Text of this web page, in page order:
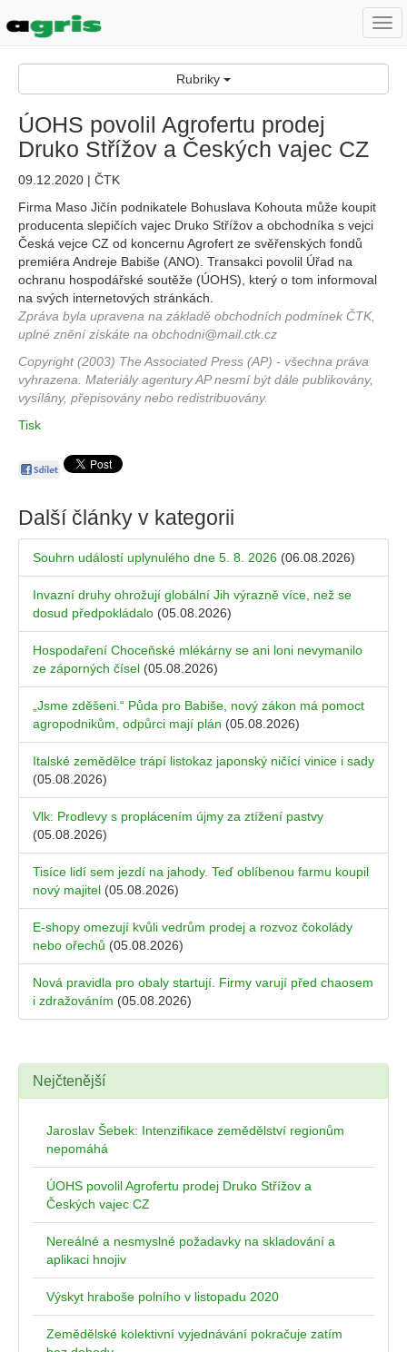
Rubriky
ÚOHS povolil Agrofertu prodej
Druko Střížov a Českých vajec CZ
09.12.2020 | ČTK
Firma Maso Jičín podnikatele Bohuslava Kohouta může koupit
producenta slepičích vajec Druko Střížov a obchodníka s vejci
Česká vejce CZ od koncernu Agrofert ze svěřenských fondů
premiéra Andreje Babiše (ANO). Transakci povolil Úřad na
ochranu hospodářské soutěže (ÚOHS), který o tom informoval
na svých internetových stránkách.
Zpráva byla upravena na základě obchodních podmínek ČTK,
uplné znění získáte na obchodni@mail.ctk.cz
Copyright (2003) The Associated Press (AP) - všechna práva
vyhrazena. Materiály agentury AP nesmí být dále publikovány,
vysílány, přepisovány nebo redistribuovány.
Tisk
Další články v kategorii
Souhrn událostí uplynulého dne 5. 8. 2026 (06.08.2026)
Invazní druhy ohrožují globální Jih výrazně více, než se
dosud předpokládalo (05.08.2026)
Hospodaření Choceňské mlékárny se ani loni nevymanilo
ze záporných čísel (05.08.2026)
„Jsme zděšeni.“ Půda pro Babiše, nový zákon má pomoct
agropodnikům, odpůrci mají plán (05.08.2026)
Italské zemědělce trápí listokaz japonský ničící vinice i sady
(05.08.2026)
Vlk: Prodlevy s proplácením újmy za ztížení pastvy
(05.08.2026)
Tisíce lidí sem jezdí na jahody. Teď oblíbenou farmu koupil
nový majitel (05.08.2026)
E-shopy omezují kvůli vedrům prodej a rozvoz čokolády
nebo ořechů (05.08.2026)
Nová pravidla pro obaly startují. Firmy varují před chaosem
i zdražováním (05.08.2026)
Nejčtenější
Jaroslav Šebek: Intenzifikace zemědělství regionům
nepomáhá
ÚOHS povolil Agrofertu prodej Druko Střížov a
Českých vajec CZ
Nereálné a nesmyslné požadavky na skladování a
aplikaci hnojiv
Výskyt hraboše polního v listopadu 2020
Zemědělské kolektivní vyjednávání pokračuje zatím